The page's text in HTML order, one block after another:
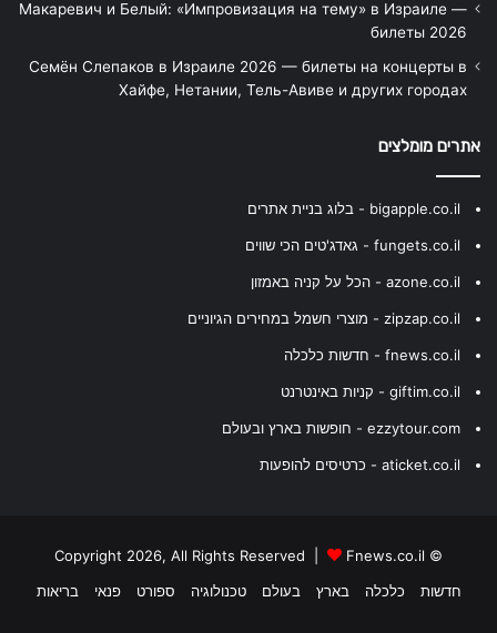
Макаревич и Белый: «Импровизация на тему» в Израиле —
билеты 2026
Семён Слепаков в Израиле 2026 — билеты на концерты в
Хайфе, Нетании, Тель-Авиве и других городах
אתרים מומלצים
bigapple.co.il - בלוג בניית אתרים
fungets.co.il - גאדג'טים הכי שווים
azone.co.il - הכל על קניה באמזון
zipzap.co.il - מוצרי חשמל במחירים הגיוניים
fnews.co.il - חדשות כלכלה
giftim.co.il - קניות באינטרנט
ezzytour.com - חופשות בארץ ובעולם
aticket.co.il - כרטיסים להופעות
© Copyright 2026, All Rights Reserved |
Fnews.co.il
חדשות
כלכלה בארץ בעולם טכנולוגיה ספורט פנאי בריאות